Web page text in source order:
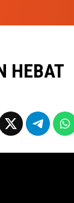
HEBAT